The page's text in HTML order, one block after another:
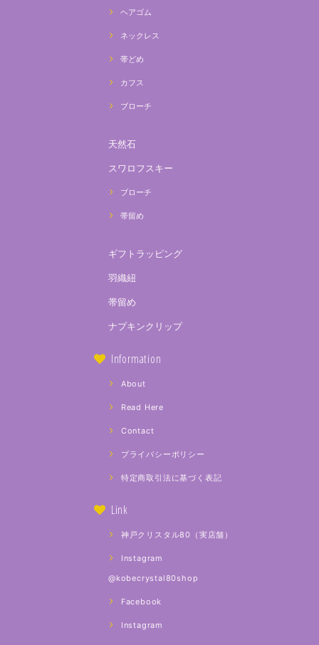
ヘアゴム
ネックレス
帯どめ
カフス
ブローチ
天然石
スワロフスキー
ブローチ
帯留め
ギフトラッピング
羽織紐
帯留め
ナプキンクリップ
Information
About
Read Here
Contact
プライバシーポリシー
特定商取引法に基づく表記
Link
神戸クリスタル80（実店舗）
Instagram
@kobecrystal80shop
Facebook
Instagram